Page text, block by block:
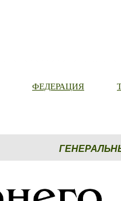
ФЕДЕРАЦИЯ